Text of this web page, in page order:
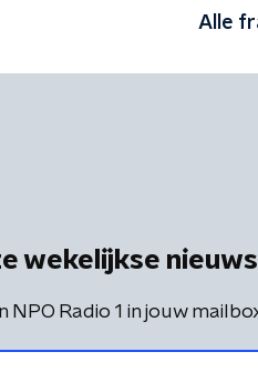
Alle
wekelijkse
Radio 1 in jouw